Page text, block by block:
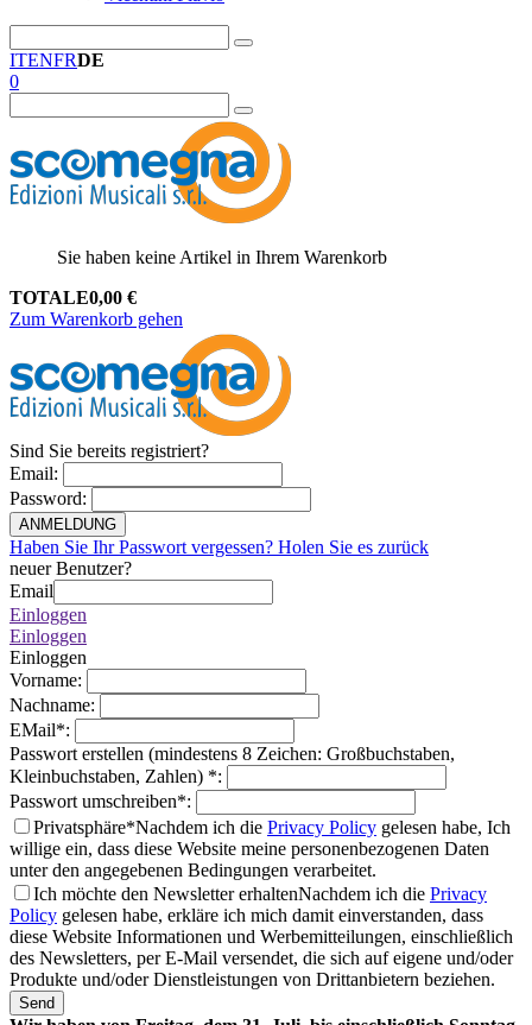
ITENFRDE
0
Sie haben keine Artikel in Ihrem Warenkorb
TOTALE0,00 €
Zum Warenkorb gehen
Sind Sie bereits registriert?
Email:
Password:
ANMELDUNG
Haben Sie Ihr Passwort vergessen? Holen Sie es zurück
neuer Benutzer?
Email
Einloggen
Einloggen
Einloggen
Vorname:
Nachname:
EMail*:
Passwort erstellen (mindestens 8 Zeichen: Großbuchstaben,
Kleinbuchstaben, Zahlen) *:
Passwort umschreiben*:
Privatsphäre*Nachdem ich die Privacy Policy gelesen habe, Ich
willige ein, dass diese Website meine personenbezogenen Daten
unter den angegebenen Bedingungen verarbeitet.
Ich möchte den Newsletter erhaltenNachdem ich die Privacy
Policy gelesen habe, erkläre ich mich damit einverstanden, dass
diese Website Informationen und Werbemitteilungen, einschließlich
des Newsletters, per E-Mail versendet, die sich auf eigene und/oder
Produkte und/oder Dienstleistungen von Drittanbietern beziehen.
Send